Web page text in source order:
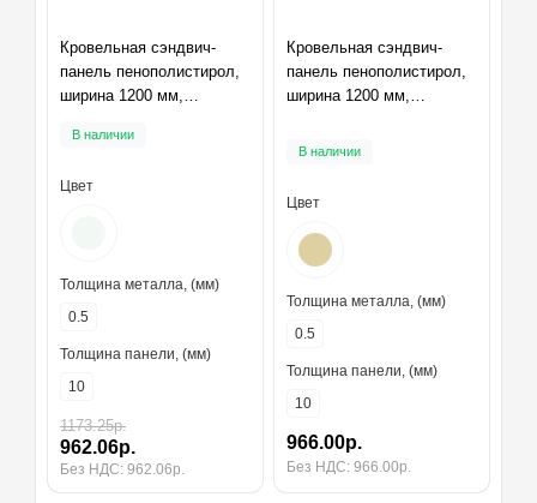
Кровельная сэндвич-
панель пенополистирол,
ширина 1200 мм,
В наличии
Цвет
Толщина металла, (мм)
0.5
Толщина панели, (мм)
10
1173.25р.
962.06р.
Без НДС: 962.06р.
Кровельная сэндвич-
панель пенополистирол,
ширина 1200 мм,
В наличии
Цвет
Толщина металла, (мм)
0.5
Толщина панели, (мм)
10
966.00р.
Без НДС: 966.00р.